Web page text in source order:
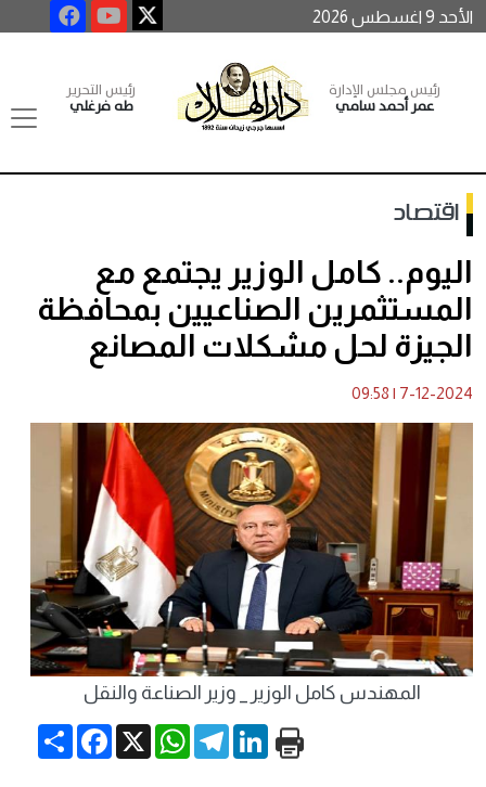
الأحد 9 اغسطس 2026
رئيس مجلس الإدارة
عمر أحمد سامي
رئيس التحرير
طه فرغلي
اقتصاد
اليوم.. كامل الوزير يجتمع مع
المستثمرين الصناعيين بمحافظة
الجيزة لحل مشكلات المصانع
7-12-2024
|
09:58
المهندس كامل الوزير _ وزير الصناعة والنقل
Share
Facebook X
WhatsApp
TelegramLinkedIn